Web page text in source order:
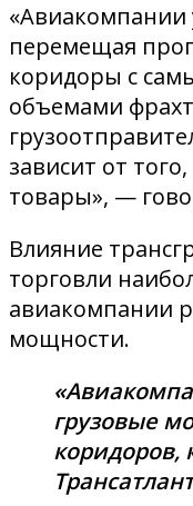
перемещая
коридоры с
объемами
зависит от
товары», —
Влияние
торговли
авиакомпании
мощности.
грузовые
коридоров,